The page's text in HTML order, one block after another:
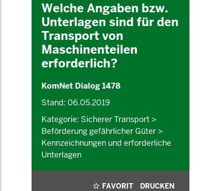
Welche Angaben bzw.
Unterlagen sind für den
Transport von
Maschinenteilen
erforderlich?
KomNet Dialog 1478
Stand: 06.05.2019
Kategorie: Sicherer Transport >
Beförderung gefährlicher Güter >
Kennzeichnungen und erforderliche
Unterlagen
FAVORIT DRUCKEN